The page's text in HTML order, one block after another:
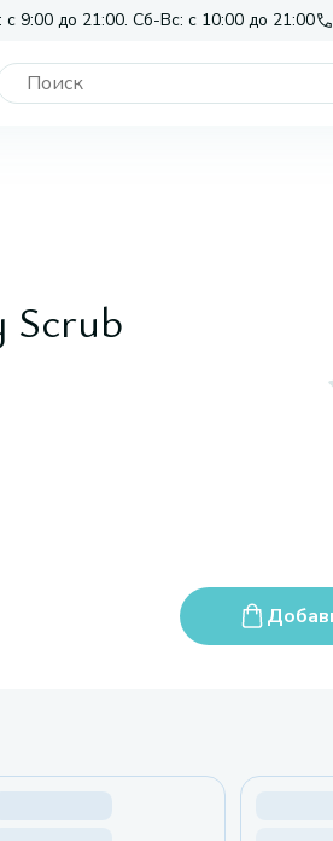
9:00 до 21:00. Сб-Вс: с 10:00 до 21:00